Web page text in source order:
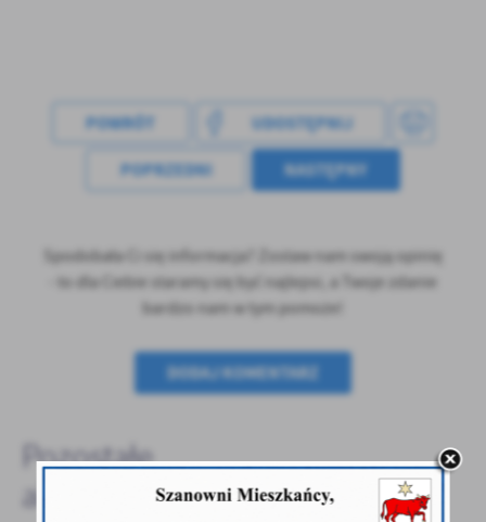
POWRÓT UDOSTĘPNIJ
POPRZEDNI NASTĘPNY
Spodobała Ci się informacja? Zostaw nam swoją opinię
- to dla Ciebie staramy się być najlepsi, a Twoje zdanie
bardzo nam w tym pomoże!
DODAJ KOMENTARZ
Pozostałe
aktualności